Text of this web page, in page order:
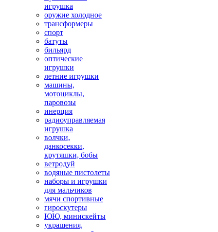
игрушка
оружие холодное
трансформеры
спорт
батуты
бильярд
оптические
игрушки
летние игрушки
машины,
мотоциклы,
паровозы
инерция
радиоуправляемая
игрушка
волчки,
данкосекки,
крутяшки, бобы
ветродуй
водяные пистолеты
наборы и игрушки
для мальчиков
мячи спортивные
гироскутеры
ЮЮ, минискейты
украшения,